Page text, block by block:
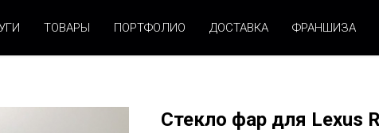
ТОВАРЫ ПОРТФОЛИО ДОСТАВКА ФРАНШИЗА
Стекло фар для Lexus